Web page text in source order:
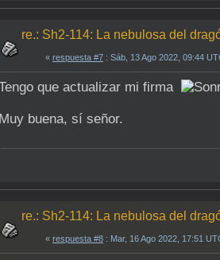
re.: Sh2-114: La nebulosa del
« respuesta #7 : Sáb, 13 Ago 2022, 09:44
que actualizar mi firma
Muy buena, sí señor.
re.: Sh2-114: La nebulosa del
« respuesta #8 : Mar, 16 Ago 2022, 17:51